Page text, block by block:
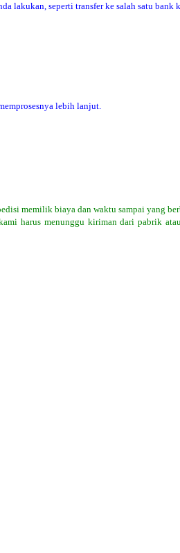
lakukan, seperti transfer ke salah satu bank
lebih lanjut.
memilik biaya dan waktu sampai yang
harus menunggu kiriman dari pabrik